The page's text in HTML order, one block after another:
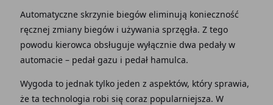
Automatyczne skrzynie biegów eliminują konieczność
ręcznej zmiany biegów i używania sprzęgła. Z tego
powodu kierowca obsługuje wyłącznie dwa pedały w
automacie– pedał gazu i pedał hamulca.
Wygoda to jednak tylko jeden z aspektów, który sprawia,
że ta technologia robi się coraz popularniejsza. W